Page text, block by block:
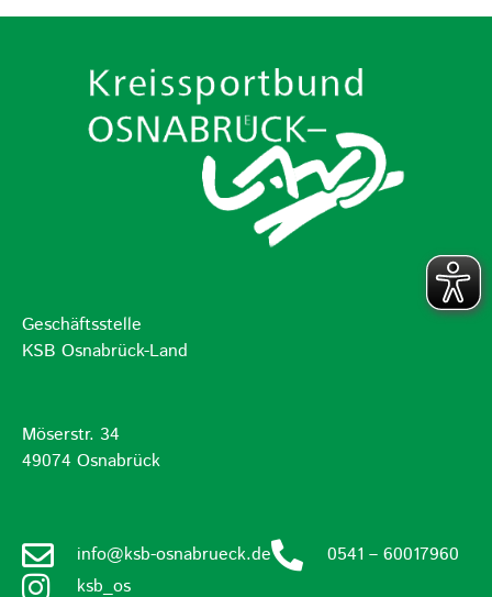
Geschäftsstelle
KSB Osnabrück-Land
Möserstr. 34
49074 Osnabrück
info@ksb-osnabrueck.de
0541 – 60017960
ksb_os